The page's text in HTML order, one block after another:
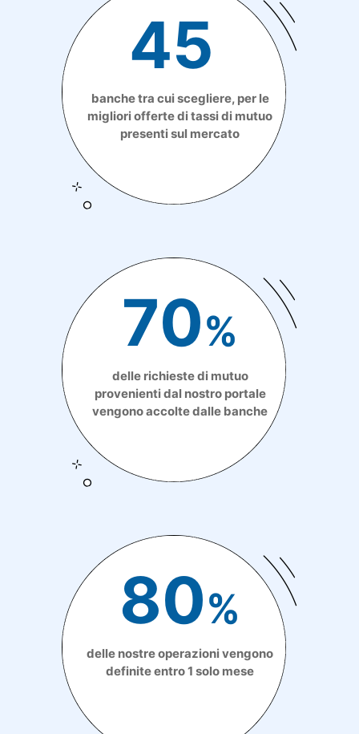
45
banche tra cui scegliere, per le
migliori offerte di tassi di mutuo
presenti sul mercato
70%
delle richieste di mutuo
provenienti dal nostro portale
vengono accolte dalle banche
80%
delle nostre operazioni vengono
definite entro 1 solo mese